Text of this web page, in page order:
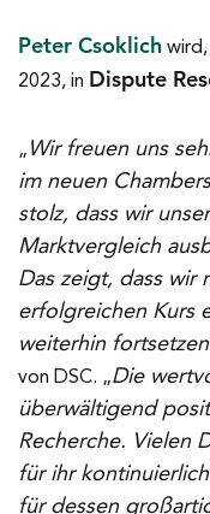
Peter Csoklich wird,
2023, in Dispute
„ Wir freuen uns
im neuen
stolz, dass wir
Marktvergleich
Das zeigt, dass wir
erfolgreichen Kurs
weiterhin
von DSC. „Die
überwältigend
Recherche. Vielen
für ihr
für dessen